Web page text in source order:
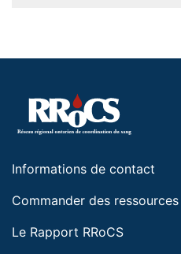
Informations de contact
Commander des ressources
Le Rapport RRoCS